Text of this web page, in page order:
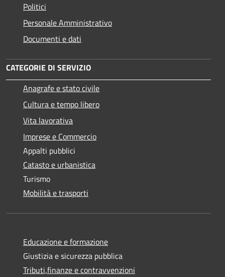
Politici
Personale Amministrativo
Documenti e dati
CATEGORIE DI SERVIZIO
Anagrafe e stato civile
Cultura e tempo libero
Vita lavorativa
Imprese e Commercio
Appalti pubblici
Catasto e urbanistica
Turismo
Mobilità e trasporti
Educazione e formazione
Giustizia e sicurezza pubblica
Tributi,finanze e contravvenzioni